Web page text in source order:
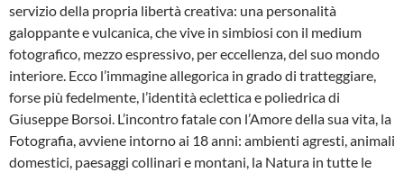
servizio della propria libertà creativa: una personalità
galoppante e vulcanica, che vive in simbiosi con il medium
fotografico, mezzo espressivo, per eccellenza, del suo mondo
interiore. Ecco l’immagine allegorica in grado di tratteggiare,
forse più fedelmente, l’identità eclettica e poliedrica di
Giuseppe Borsoi. L’incontro fatale con l’Amore della sua vita, la
Fotografia, avviene intorno ai 18 anni: ambienti agresti, animali
domestici, paesaggi collinari e montani, la Natura in tutte le